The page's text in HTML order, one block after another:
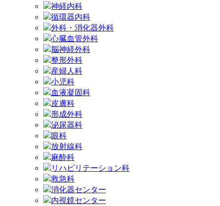
神経内科
循環器内科
外科・消化器外科
心臓血管外科
脳神経外科
整形外科
産婦人科
小児科
血液凝固科
皮膚科
形成外科
泌尿器科
眼科
放射線科
麻酔科
リハビリテーション科
救急科
消化器センター
内視鏡センター